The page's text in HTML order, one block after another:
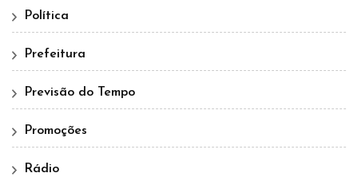
Política
Prefeitura
Previsão do Tempo
Promoções
Rádio